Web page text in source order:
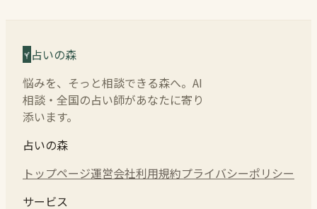
占いの森
悩みを、そっと相談できる森へ。AI
相談・全国の占い師があなたに寄り
添います。
占いの森
トップページ運営会社利用規約プライバシーポリシー
サービス